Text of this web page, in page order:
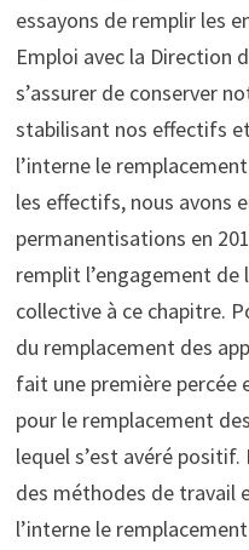
essayons de remplir les
Emploi avec la Direction
s’assurer de conserver
stabilisant nos effectifs
l’interne le
les effectifs, nous avons
permanentisations en
remplit l’engagement
collective à ce chapitre.
du remplacement des
fait une première percée
pour le remplacement
lequel s’est avéré
des méthodes de travail
l’interne le